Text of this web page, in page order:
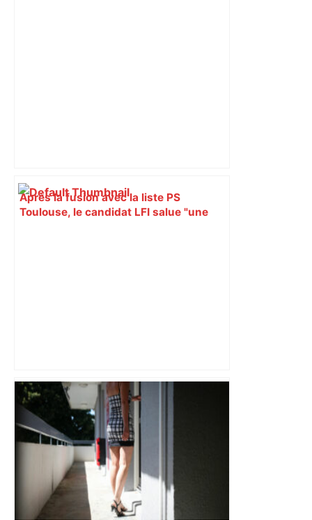
Après la fusion avec la liste PS
Toulouse, le candidat LFI salue "une
Bilan du marché du logement neuf :
une lueur d'espoir pour l'immobilier à
Toulouse ? – Actu.fr